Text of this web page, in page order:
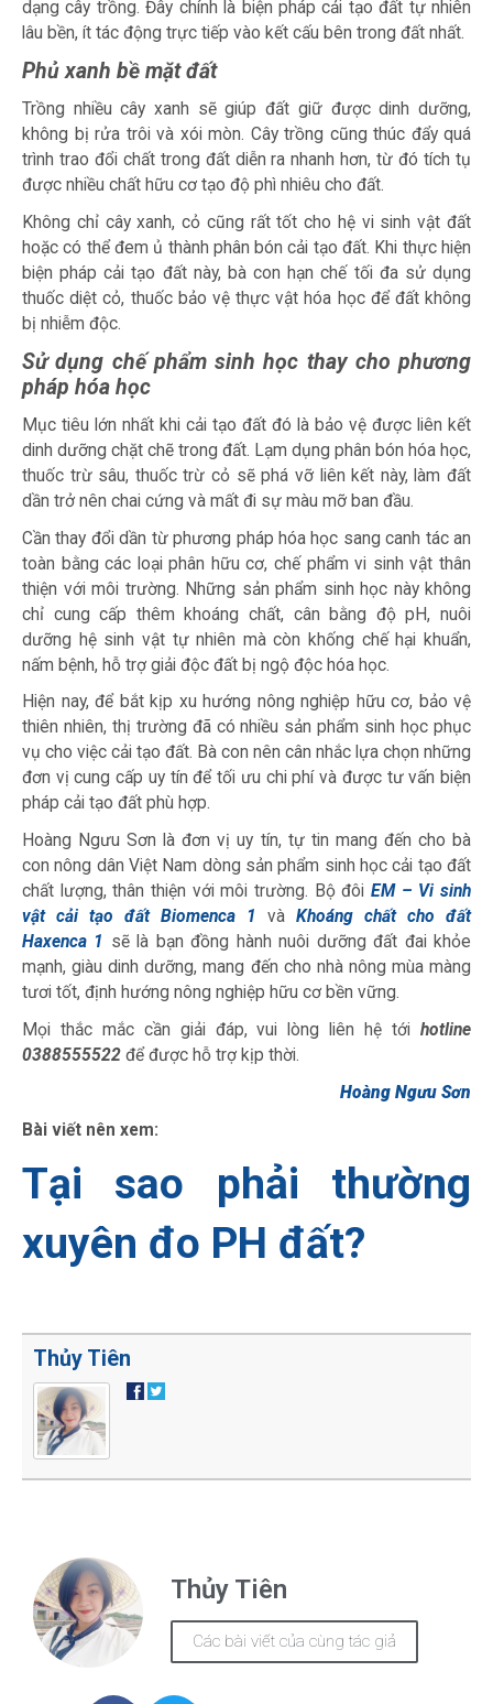
dạng cây trồng. Đây chính là biện pháp cải tạo đất tự nhiên
lâu bền, ít tác động trực tiếp vào kết cấu bên trong đất nhất.
Phủ xanh bề mặt đất
Trồng nhiều cây xanh sẽ giúp đất giữ được dinh dưỡng,
không bị rửa trôi và xói mòn. Cây trồng cũng thúc đẩy quá
trình trao đổi chất trong đất diễn ra nhanh hơn, từ đó tích tụ
được nhiều chất hữu cơ tạo độ phì nhiêu cho đất.
Không chỉ cây xanh, cỏ cũng rất tốt cho hệ vi sinh vật đất
hoặc có thể đem ủ thành phân bón cải tạo đất. Khi thực hiện
biện pháp cải tạo đất này, bà con hạn chế tối đa sử dụng
thuốc diệt cỏ, thuốc bảo vệ thực vật hóa học để đất không
bị nhiễm độc.
Sử dụng chế phẩm sinh học thay cho phương
pháp hóa học
Mục tiêu lớn nhất khi cải tạo đất đó là bảo vệ được liên kết
dinh dưỡng chặt chẽ trong đất. Lạm dụng phân bón hóa học,
thuốc trừ sâu, thuốc trừ cỏ sẽ phá vỡ liên kết này, làm đất
dần trở nên chai cứng và mất đi sự màu mỡ ban đầu.
Cần thay đổi dần từ phương pháp hóa học sang canh tác an
toàn bằng các loại phân hữu cơ, chế phẩm vi sinh vật thân
thiện với môi trường. Những sản phẩm sinh học này không
chỉ cung cấp thêm khoáng chất, cân bằng độ pH, nuôi
dưỡng hệ sinh vật tự nhiên mà còn khống chế hại khuẩn,
nấm bệnh, hỗ trợ giải độc đất bị ngộ độc hóa học.
Hiện nay, để bắt kịp xu hướng nông nghiệp hữu cơ, bảo vệ
thiên nhiên, thị trường đã có nhiều sản phẩm sinh học phục
vụ cho việc cải tạo đất. Bà con nên cân nhắc lựa chọn những
đơn vị cung cấp uy tín để tối ưu chi phí và được tư vấn biện
pháp cải tạo đất phù hợp.
Hoàng Ngưu Sơn là đơn vị uy tín, tự tin mang đến cho bà
con nông dân Việt Nam dòng sản phẩm sinh học cải tạo đất
chất lượng, thân thiện với môi trường. Bộ đôi EM – Vi sinh
vật cải tạo đất Biomenca 1
và Khoáng chất cho đất
Haxenca 1 sẽ là bạn đồng hành nuôi dưỡng đất đai khỏe
mạnh, giàu dinh dưỡng, mang đến cho nhà nông mùa màng
tươi tốt, định hướng nông nghiệp hữu cơ bền vững.
Mọi thắc mắc cần giải đáp, vui lòng liên hệ tới hotline
0388555522 để được hỗ trợ kịp thời.
Hoàng Ngưu Sơn
Bài viết nên xem:
Tại sao phải thường
xuyên đo PH đất?
Thủy Tiên
Thủy Tiên
Các bài viết của cùng tác giả